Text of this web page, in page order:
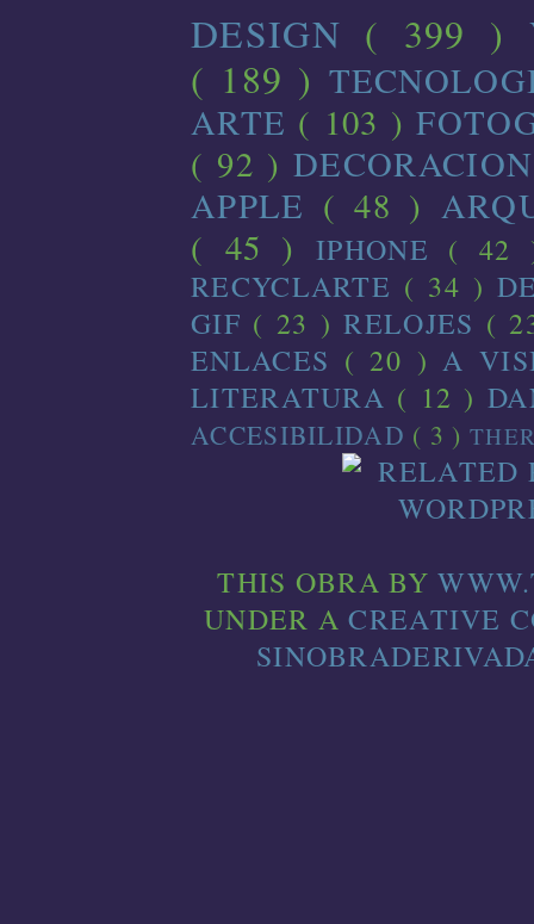
DESIGN ( 399 )
( 189 )
ARTE ( 103 )
( 92 )
APPLE ( 48 )
( 45 )IPHONE (
RECYCLARTE ( 34 )
GIF ( 23 )RELOJES (
ENLACES ( 20 )A
LITERATURA ( 12 )
ACCESIBILIDAD ( 3 )
THIS OBRA BY
UNDER ACREATIVE